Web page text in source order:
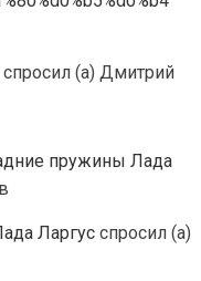
(а) Дмитрий
пружины Лада
Ларгусспросил (а)